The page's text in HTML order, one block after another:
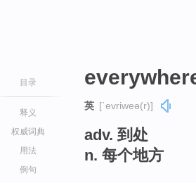
目录
释义
权威词典
用法
例句
英 [ˈevriweə(r)]
adv. 到处
n. 每个地方